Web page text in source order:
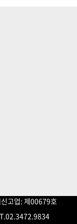
고업: 제00679호
T.02.3472.9834